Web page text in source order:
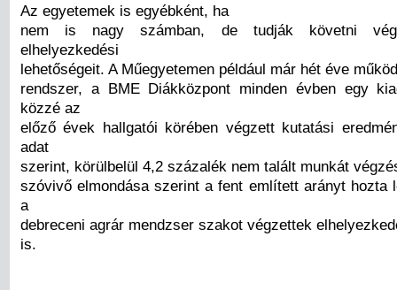
Az egyetemek is egyébként, ha
nem is nagy számban, de tudják követni
elhelyezkedési
lehetőségeit. A Műegyetemen például már hét éve
rendszer, a BME Diákközpont minden évben egy
közzé az
előző évek hallgatói körében végzett kutatási
adat
szerint, körülbelül 4,2 százalék nem talált munkát
szóvivő elmondása szerint a fent említett arányt hozta
a
debreceni agrár mendzser szakot végzettek
is.